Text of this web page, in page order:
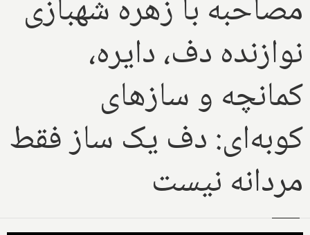
مصاحبه با زهره شهبازی
نوازنده دف، دایره،
کمانچه و سازهای
کوبه‌ای: دف یک ساز فقط
مردانه نیست